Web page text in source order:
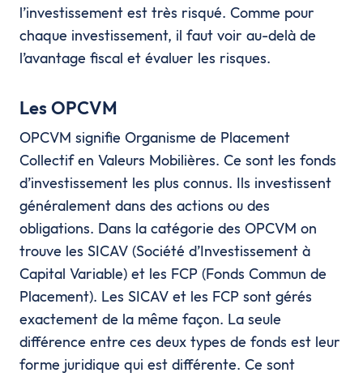
l’investissement est très risqué. Comme pour
chaque investissement, il faut voir au-delà de
l’avantage fiscal et évaluer les risques.
Les OPCVM
OPCVM signifie Organisme de Placement
Collectif en Valeurs Mobilières. Ce sont les fonds
d’investissement les plus connus. Ils investissent
généralement dans des actions ou des
obligations. Dans la catégorie des OPCVM on
trouve les SICAV (Société d’Investissement à
Capital Variable) et les FCP (Fonds Commun de
Placement). Les SICAV et les FCP sont gérés
exactement de la même façon. La seule
différence entre ces deux types de fonds est leur
forme juridique qui est différente. Ce sont